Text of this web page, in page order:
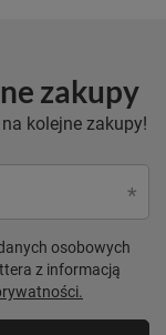
zakupy
kolejne zakupy!
osobowych
z informacją